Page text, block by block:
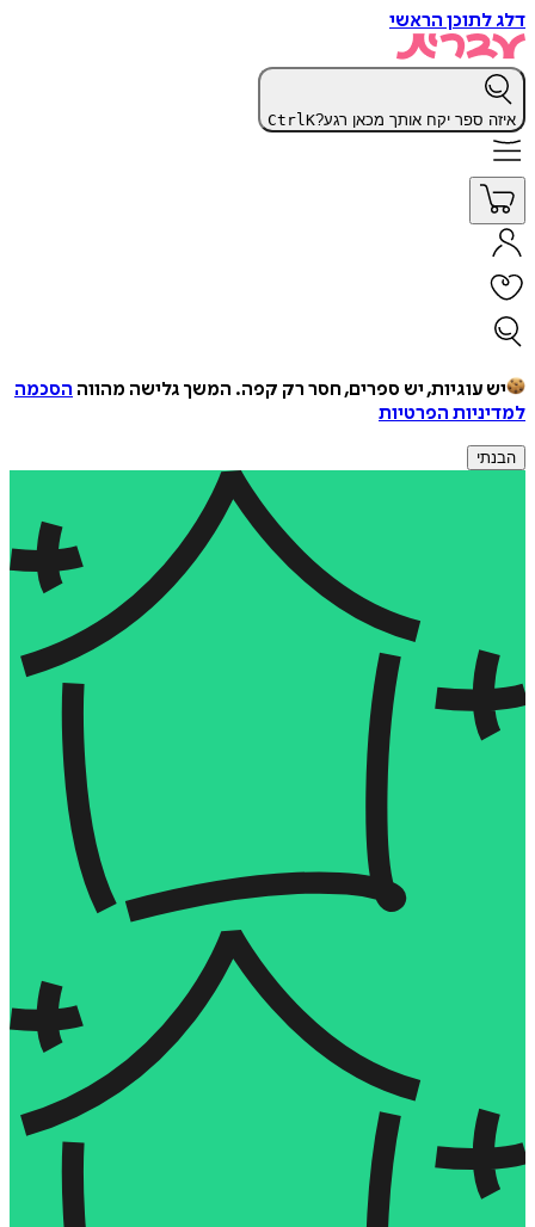
דלג לתוכן הראשי
איזה ספר יקח אותך מכאן רגע? CtrlK
יש עוגיות, יש ספרים, חסר רק קפה. המשך גלישה מהווה הסכמה
למדיניות הפרטיות
הבנתי